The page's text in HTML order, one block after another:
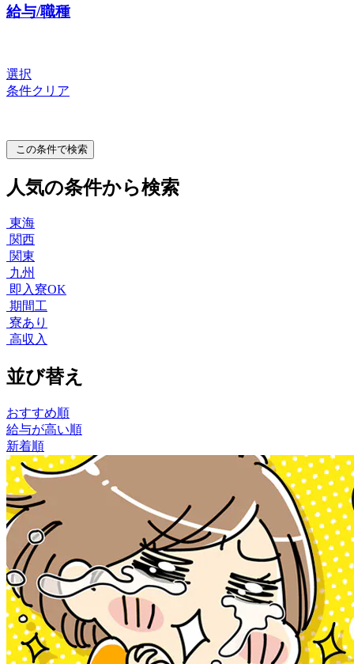
給与/職種
選択
条件クリア
この条件で検索
人気の条件から検索
東海
関西
関東
九州
即入寮OK
期間工
寮あり
高収入
並び替え
おすすめ順
給与が高い順
新着順